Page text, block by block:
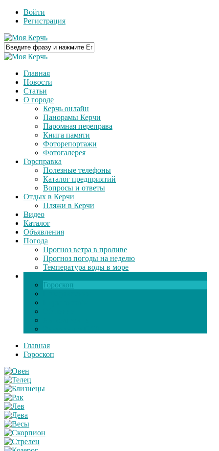
Войти
Регистрация
Главная
Новости
Статьи
О городе
Керчь онлайн
Панорамы Керчи
Паромная переправа
Книга памяти
Фоторепортажи
Фотогалерея
Горсправка
Полезные телефоны
Каталог предприятий
Вопросы и ответы
Отдых в Керчи
Пляжи в Керчи
Видео
Каталог
Объявления
Погода
Прогноз ветра в проливе
Прогноз погоды на неделю
Температура воды в море
Гороскоп
Главная
Гороскоп